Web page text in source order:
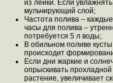
из лейки. Если
мульчирующий слой;
Частота полива –
часы для полива –
потребуется 5 л воды;
В обильном поливе
происходит
Если дни жаркие и
опрыскивать
растение, увеличивает